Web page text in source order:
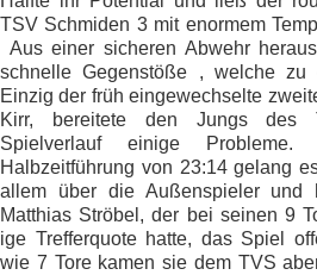
TSV Schmiden 3 mit enormem
Aus einer sicheren Abwehr
schnelle Gegenstöße , welche zu
Einzig der früh eingewechselte
Kirr, bereitete den Jungs des
Spielverlauf einige
Halbzeitführung von 23:14 gelang
allem über die Außenspieler und
Matthias Ströbel, der bei seinen 9
ige Trefferquote hatte, das Spiel
wie 7 Tore kamen sie dem TVS